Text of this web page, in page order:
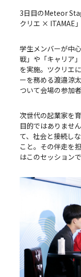
3日目のMeteor
クリエ × ITAMAE
学生メンバーが中
戦」や「キャリア
を実施。ツクリエ
ーを務める渡邉涼
ついて会場の参加
次世代の起業家を
目的ではありませ
て、社会と接続し
こと。その伴走を
はこのセッション